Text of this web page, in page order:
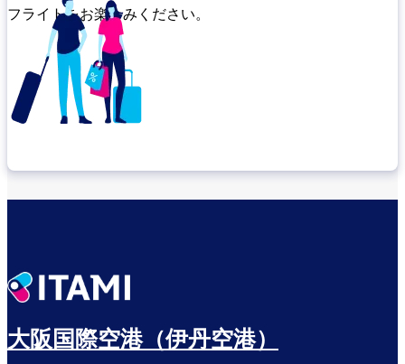
フライトをお楽しみください。
大阪国際空港（伊丹空港）